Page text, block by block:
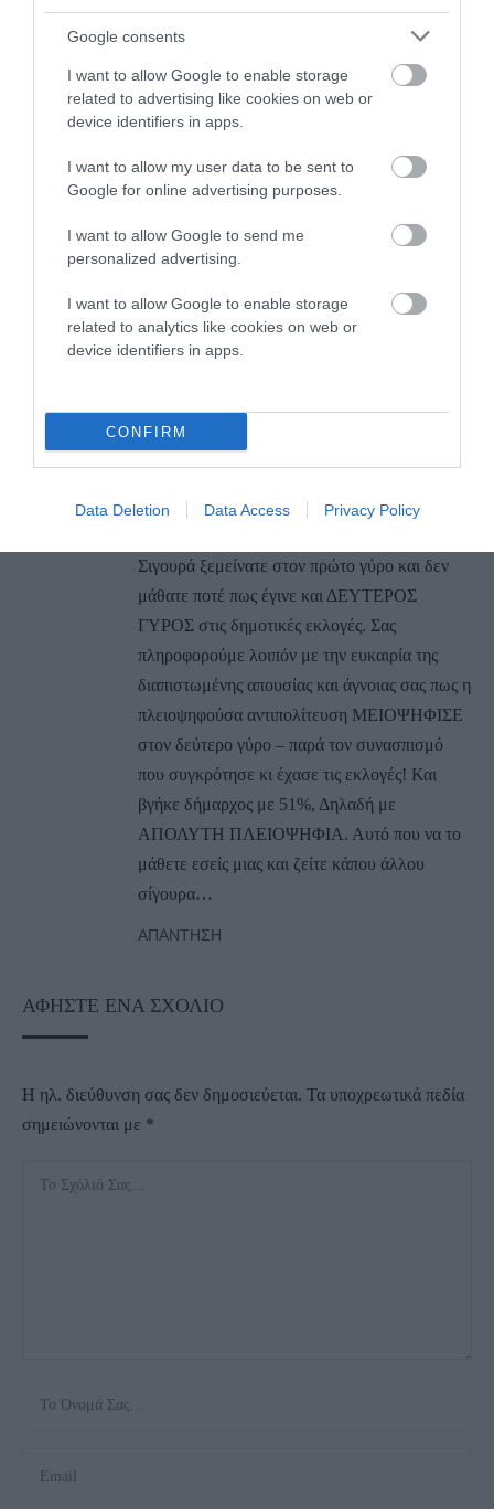
Google consents
I want to allow Google to enable storage
related to advertising like cookies on web or
device identifiers in apps.
I want to allow my user data to be sent to
Google for online advertising purposes.
I want to allow Google to send me
personalized advertising.
I want to allow Google to enable storage
related to analytics like cookies on web or
device identifiers in apps.
CONFIRM
Data Deletion Data Access Privacy Policy
ΠΑΛΙ ΛΑΘΟΣ ΤΑ ΛΕΣ!
Η “πλειοψηφούσα αντιπολίτευση” είναι
ΠΛΕΙΟΨΗΦΗΣΕ ΑΠΟ ΤΗΝ ΚΟΙΝΩΝΙΑ
(απλή αναλογική γαρ, αυτό ακριβώς σημαίνει,
όσες ψήφοι, τόσες έδρες ) και όχι, όπως θέλεις
να μας πείσεις, παρά τη θέληση της κοινωνίας,
όπου σε ένα σύστημα ενισχυμένης αναλογικής,
στο σύνολο των ψηφισάντων) θα έπαιρνε
έδρες μπόνους και θα είχε διοικητική
τα λες!!!
Σιγουρά ξεμείνατε στον πρώτο γύρο και δεν
μάθατε ποτέ πως έγινε και ΔΕΥΤΕΡΟΣ
ΓΥΡΟΣ στις δημοτικές εκλογές. Σας
πληροφορούμε λοιπόν με την ευκαιρία της
διαπιστωμένης απουσίας και άγνοιας σας πως η
πλειοψηφούσα αντιπολίτευση ΜΕΙΟΨΗΦΙΣΕ
στον δεύτερο γύρο – παρά τον συνασπισμό
που συγκρότησε κι έχασε τις εκλογές! Και
βγήκε δήμαρχος με 51%, Δηλαδή με
ΑΠΟΛΥΤΗ ΠΛΕΙΟΨΗΦΙΑ. Αυτό που να το
μάθετε εσείς μιας και ζείτε κάπου άλλου
σίγουρα…
ΑΠΆΝΤΗΣΗ
ΑΦΉΣΤΕ ΈΝΑ ΣΧΌΛΙΟ
Η ηλ. διεύθυνση σας δεν δημοσιεύεται. Τα υποχρεωτικά πεδία
σημειώνονται με *